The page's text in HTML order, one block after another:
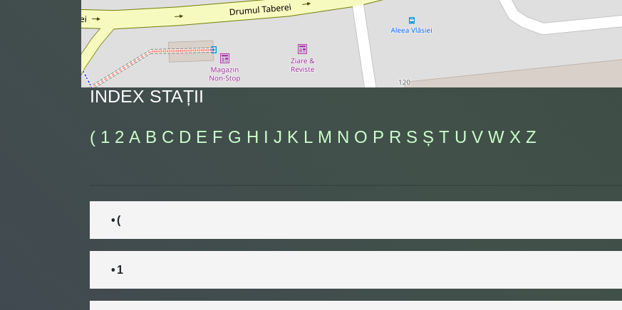
INDEX STAȚII
( 1 2 A B C D E F G H I J K L M N O P R S Ș T U V W X Z
• (
• 1